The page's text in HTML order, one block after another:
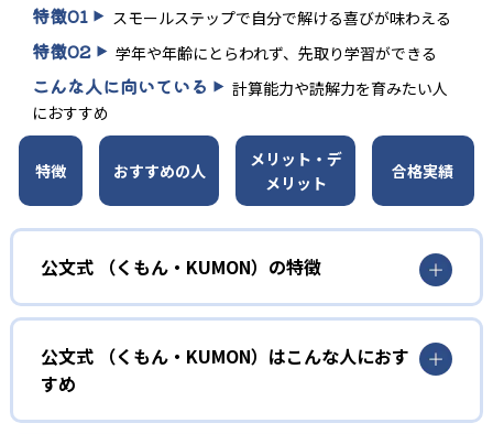
特徴01 スモールステップで自分で解ける喜びが味わえる
特徴02 学年や年齢にとらわれず、先取り学習ができる
こんな人に向いている
計算能力や読解力を育みたい人
におすすめ
特徴 おすすめの人
メリット・デ
メリット
合格実績
公文式 （くもん・KUMON）の特徴
01
無学年式の学力別学習
KUMONでは、年齢や学年にとらわれずに、一人ひとりの学
力に応じたレベルから学習を始めている。
確実に100点が取れるレベルから少しずつ難易度を上げてい
公文式 （くもん・KUMON）はこんな人におす
すめ